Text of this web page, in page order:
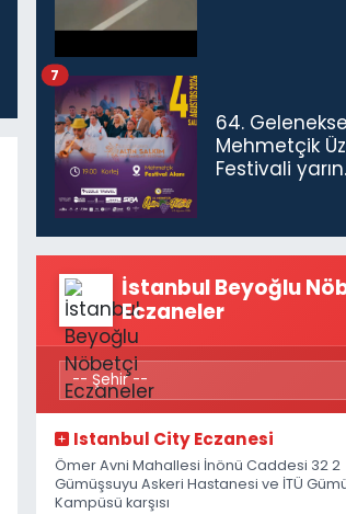
64.
Mehmetçik
Festivali yarın
7
İstanbul Beyoğlu
Eczaneler
Istanbul City Eczanesi
Ömer Avni Mahallesi İnönü Caddesi 32 2
Gümüşsuyu Askeri Hastanesi ve İTÜ
Kampüsü karşısı